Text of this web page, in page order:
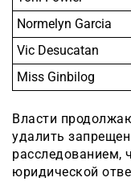
Normelyn Garcia
Vic Desucatan
Miss Ginbilog
Власти
удалить
расследованием,
юридической